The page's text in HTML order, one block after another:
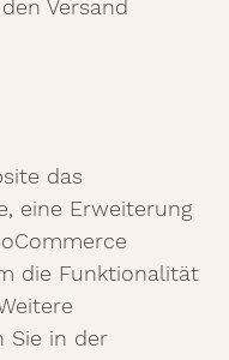
Versand
das
eine Erweiterung
die Funktionalität
Sie in der